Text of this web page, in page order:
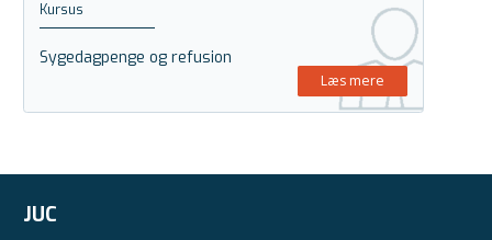
Kursus
Sygedagpenge og refusion
Læs mere
JUC